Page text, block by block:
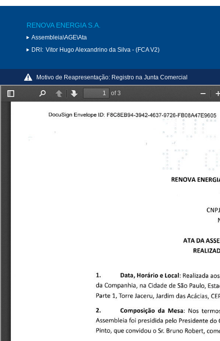
RENOVA ENERGIA S.A.
Assembleia\AGE\Ata
DRI: Vitor Hugo Alexandrino da Silva - (FCA V2)
Motivo de Reapresentação: Registro na Junta Comercial